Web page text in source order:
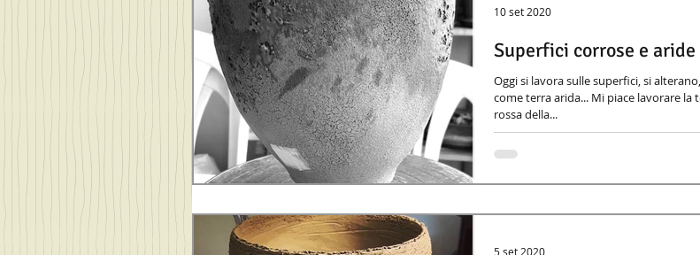
Superfici corrose e aride
Oggi si lavora sulle superfici, si
come terra arida... Mi piace lavorare la
rossa della...
10 set 2020
5 set 2020